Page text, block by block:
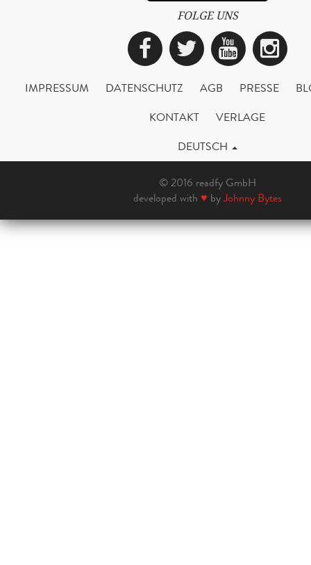
FOLGE UNS
Facebook
Twitter
IMPRESSUM DATENSCHUTZ AGB PRESSE
KONTAKT
VERLAGE
DEUTSCH
© 2016 readfy GmbH
developed with ♥ byJohnny Bytes